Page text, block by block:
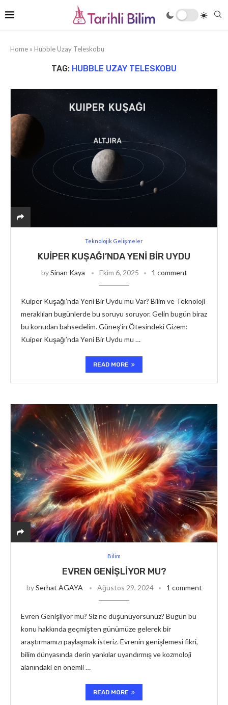
Home » Hubble Uzay Teleskobu
TAG: HUBBLE UZAY TELESKOBU
Teknolojik Gelişmeler
KUIPER KUŞAĞI’NDA YENI BIR UYDU
bySinan Kaya Ekim 6, 2025 1 comment
Kuiper Kuşağı’nda Yeni Bir Uydu mu Var? Bilim ve Teknoloji
meraklıları bugünlerde bu soruyu soruyor. Gelin bugün biraz
bu konudan bahsedelim. Güneş’in Ötesindeki Gizem:
Kuiper Kuşağı’nda Yeni Bir Uydu mu …
READ MORE
Bilim
EVREN GENIŞLIYOR MU?
bySerhat AGAYA Ağustos 29, 2024 1 comment
Evren Genişliyor mu? Siz ne düşünüyorsunuz? Bugün bu
konu hakkında geçmişten günümüze gelerek bir
araştırmamızı paylaşmak isteriz. Evrenin genişlemesi fikri,
bilim dünyasında derin yankılar uyandırmış ve kozmoloji
alanındaki en önemli …
READ MORE